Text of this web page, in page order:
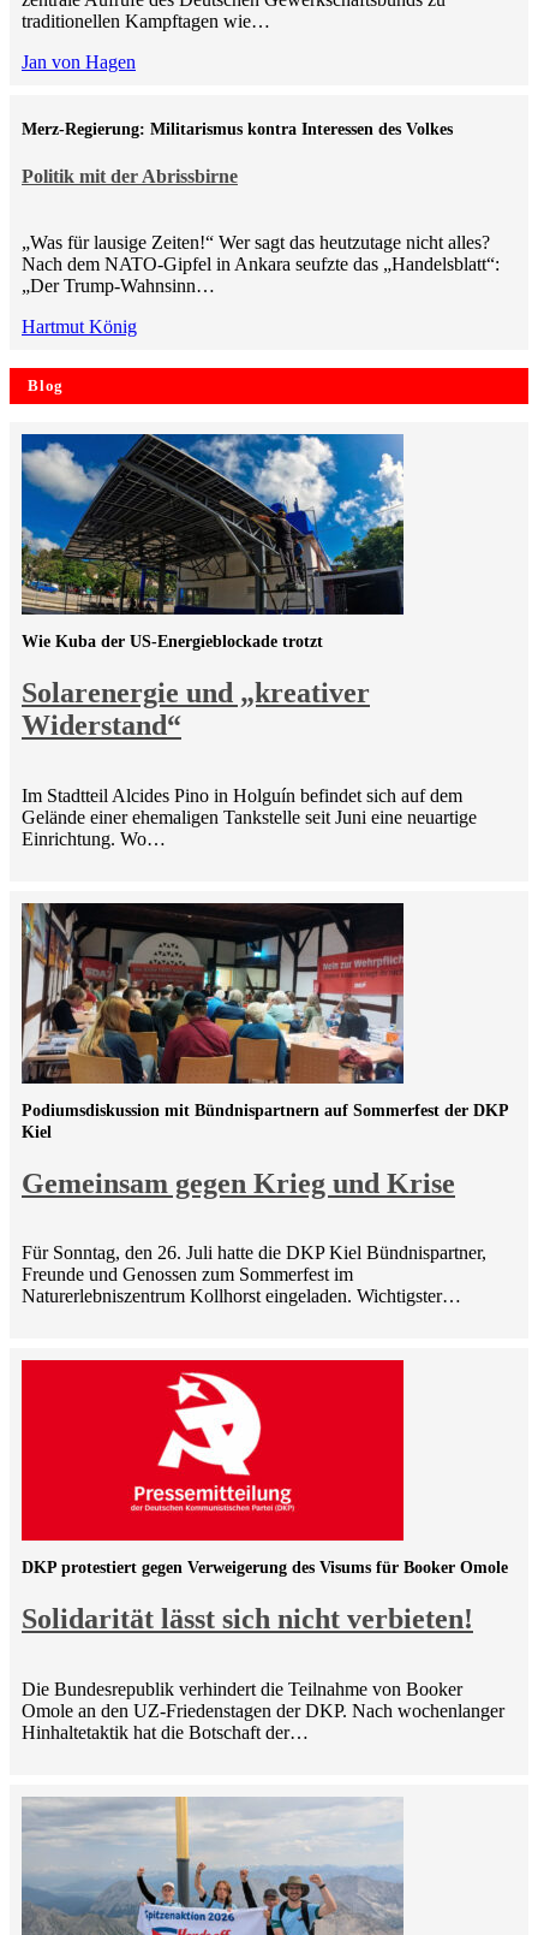
traditionellen Kampftagen wie…
Jan von Hagen
Politik mit der Abrissbirne
Merz-Regierung: Militarismus kontra Inte­ressen des Volkes
„Was für lausige Zeiten!“ Wer sagt das heutzutage nicht alles?
Nach dem NATO-Gipfel in Ankara seufzte das „Handelsblatt“:
„Der Trump-Wahnsinn…
Hartmut König
Blog
Solarenergie und „kreativer
Widerstand“
Wie Kuba der US-Energieblockade trotzt
Im Stadtteil Alcides Pino in Holguín befindet sich auf dem
Gelände einer ehemaligen Tankstelle seit Juni eine neuartige
Einrichtung. Wo…
Gemeinsam gegen Krieg und Krise
Podiumsdiskussion mit Bündnispartnern auf Sommerfest der DKP
Kiel
Für Sonntag, den 26. Juli hatte die DKP Kiel Bündnispartner,
Freunde und Genossen zum Sommerfest im
Naturerlebniszentrum Kollhorst eingeladen. Wichtigster…
Solidarität lässt sich nicht verbieten!
DKP protestiert gegen Verweigerung des Visums für Booker Omole
Die Bundesrepublik verhindert die Teilnahme von Booker
Omole an den UZ-Friedenstagen der DKP. Nach wochenlanger
Hinhaltetaktik hat die Botschaft der…